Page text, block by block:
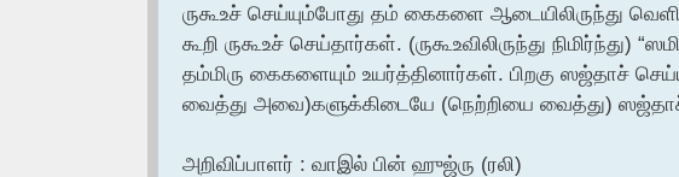
ருகூஉச் செய்யும்போது தம் கைகளை ஆடையிலிருந்து
கூறி ருகூஉச் செய்தார்கள். (ருகூஉவிலிருந்து
தம்மிரு கைகளையும் உயர்த்தினார்கள். பிறகு ஸஜ்தாச்
வைத்து அவை)களுக்கிடையே (நெற்றியை வைத்து)
அறிவிப்பாளர் : வாஇல் பின் ஹுஜ்ரு (ரலி)